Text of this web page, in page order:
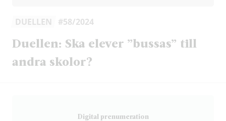
DUELLEN #58/2024
Duellen: Ska elever ”bussas” till
andra skolor?
Digital prenumeration